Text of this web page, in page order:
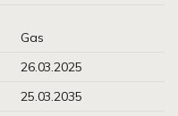
Gas
26.03.2025
25.03.2035